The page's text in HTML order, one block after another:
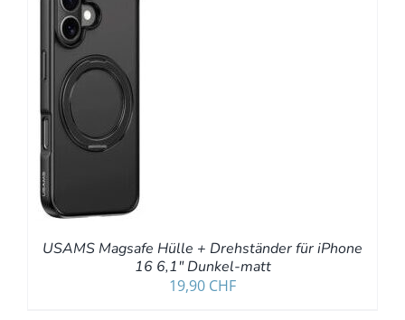
USAMS Magsafe Hülle + Drehständer für iPhone
16 6,1″ Dunkel-matt
19,90 CHF